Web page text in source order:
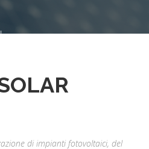
di impianti fotovoltaici, del